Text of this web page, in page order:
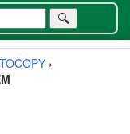
🔍
›